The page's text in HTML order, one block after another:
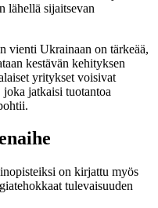
lähellä sijaitsevan
vienti Ukrainaan on tärkeää,
kestävän kehityksen
yritykset voisivat
joka jatkaisi tuotantoa
on kirjattu myös
tulevaisuuden